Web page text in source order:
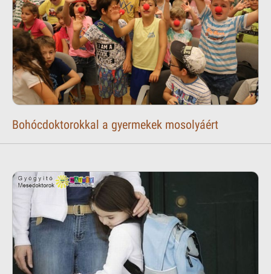
Bohócdoktorokkal a gyermekek mosolyáért